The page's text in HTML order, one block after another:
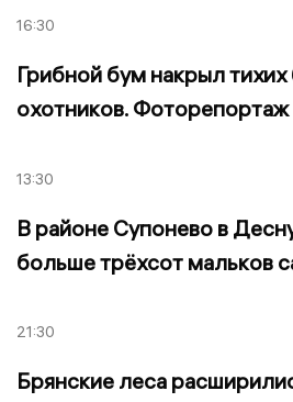
16:30
Грибной бум накрыл тихих
охотников. Фоторепортаж
13:30
В районе Супонево в
больше трёхсот мальков
21:30
Брянские леса